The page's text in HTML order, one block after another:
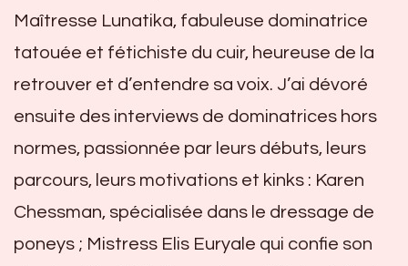
Maîtresse Lunatika, fabuleuse dominatrice
tatouée et fétichiste du cuir, heureuse de la
retrouver et d’entendre sa voix. J’ai dévoré
ensuite des interviews de dominatrices hors
normes, passionnée par leurs débuts, leurs
parcours, leurs motivations et kinks : Karen
Chessman, spécialisée dans le dressage de
poneys ; Mistress Elis Euryale qui confie son